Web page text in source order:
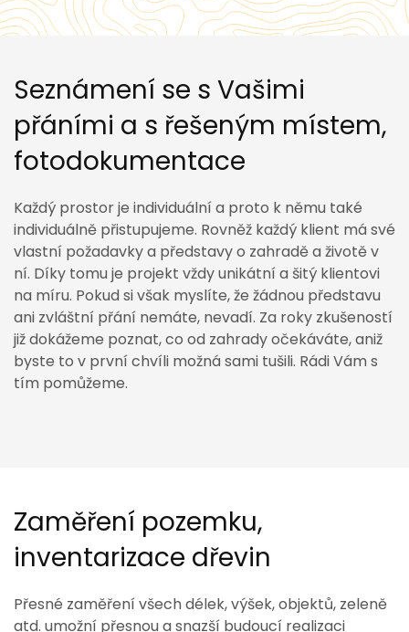
Seznámení se s Vašimi
přáními a s řešeným místem,
fotodokumentace
Každý prostor je individuální a proto k němu také
individuálně přistupujeme. Rovněž každý klient má své
vlastní požadavky a představy o zahradě a životě v
ní. Díky tomu je projekt vždy unikátní a šitý klientovi
na míru. Pokud si však myslíte, že žádnou představu
ani zvláštní přání nemáte, nevadí. Za roky zkušeností
již dokážeme poznat, co od zahrady očekáváte, aniž
byste to v první chvíli možná sami tušili. Rádi Vám s
tím pomůžeme.
Zaměření pozemku,
inventarizace dřevin
Přesné zaměření všech délek, výšek, objektů, zeleně
atd. umožní přesnou a snazší budoucí realizaci